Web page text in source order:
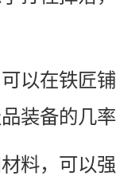
以在铁匠
装备的几
料，可以